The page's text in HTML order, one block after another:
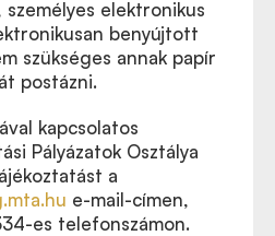
elektronikus
benyújtott
szükséges annak papír
postázni.
kapcsolatos
Pályázatok Osztálya
a
e-mail-címen,
es telefonszámon.